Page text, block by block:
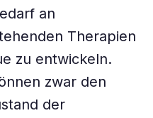
an
Therapien
zu entwickeln.
zwar den
der